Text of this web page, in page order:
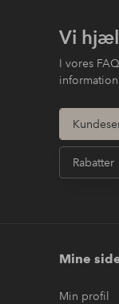
Vi
I vores
Rabatter
Mine
Min profil